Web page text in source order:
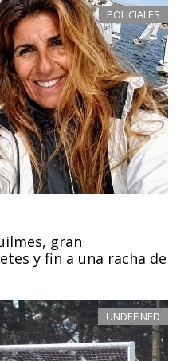
POLICIALES
gran
y fin a una racha de
UNDEFINED